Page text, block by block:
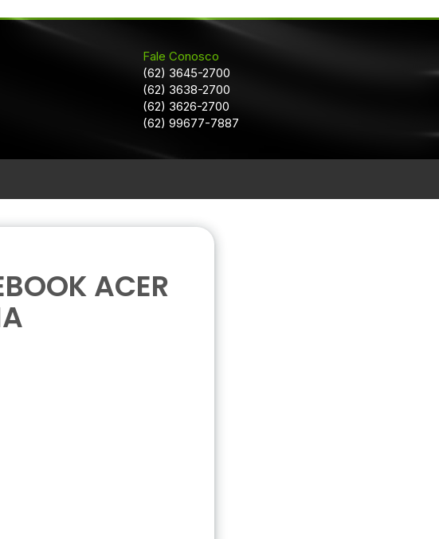
Fale Conosco
(62) 3645-2700
(62) 3638-2700
(62) 3626-2700
(62) 99677-7887
ACER